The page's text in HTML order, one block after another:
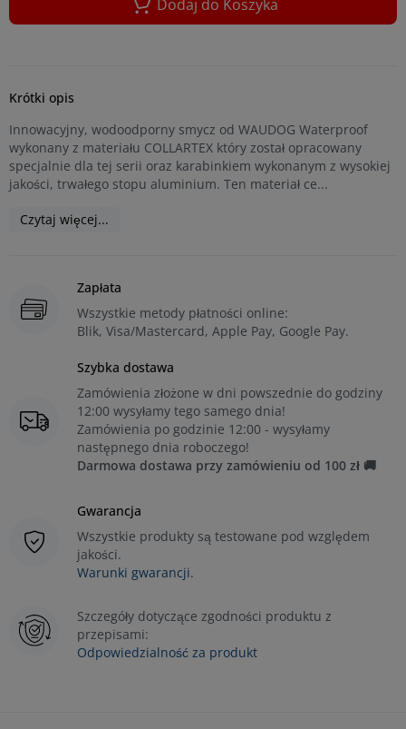
Dodaj do Koszyka
Krótki opis
Innowacyjny, wodoodporny smycz od WAUDOG Waterproof
wykonany z materiału COLLARTEX który został opracowany
specjalnie dla tej serii oraz karabinkiem wykonanym z wysokiej
jakości, trwałego stopu aluminium. Ten materiał ce...
Czytaj więcej...
Zapłata
Wszystkie metody płatności online:
Blik, Visa/Mastercard, Apple Pay, Google Pay.
Szybka dostawa
Zamówienia złożone w dni powszednie do godziny
12:00 wysyłamy tego samego dnia!
Zamówienia po godzinie 12:00 - wysyłamy
następnego dnia roboczego!
Darmowa dostawa przy zamówieniu od 100 zł 🚚
Gwarancja
Wszystkie produkty są testowane pod względem
jakości.
Warunki gwarancji.
Szczegóły dotyczące zgodności produktu z
przepisami:
Odpowiedzialność za produkt